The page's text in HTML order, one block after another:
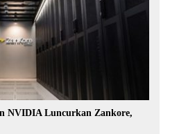
NVIDIA Luncurkan Zankore,